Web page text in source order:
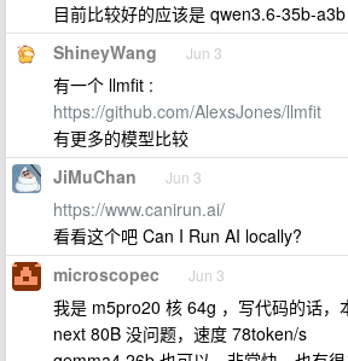
目前比较好的应该是 qwen3.6-35b-
ShineyWang Jun 3
有一个 llmfit :
https://github.com/AlexsJones/llmfit
有更多的模型比较
JiMuChan Jun 3
https://www.canirun.ai/
看看这个吧 Can I Run AI locally?
microscopec Jun 3
我是 m5pro20 核 64g ，写代码的话，
next 80B 没问题，速度 78token/s